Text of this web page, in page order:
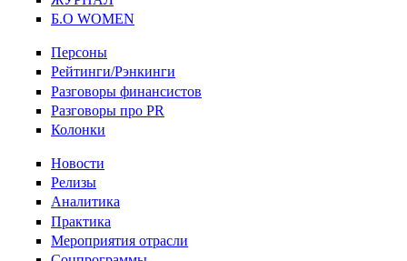
Б.О WOMEN
Персоны
Рейтинги/Рэнкинги
Разговоры финансистов
Разговоры про PR
Колонки
Новости
Релизы
Аналитика
Практика
Мероприятия отрасли